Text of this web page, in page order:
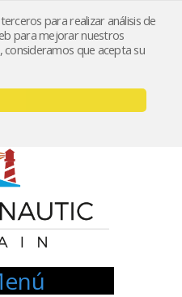
para realizar análisis de
para mejorar nuestros
consideramos que acepta su
cuenta
// 654999333